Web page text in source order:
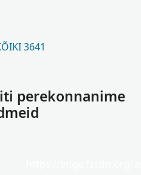
3641
perekonnanime